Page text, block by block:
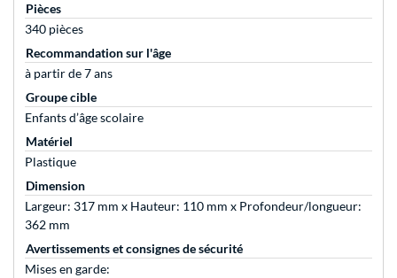
Pièces
340 pièces
Recommandation sur l'âge
à partir de 7 ans
Groupe cible
Enfants d’âge scolaire
Matériel
Plastique
Dimension
Largeur: 317 mm x Hauteur: 110 mm x Profondeur/longueur:
362 mm
Avertissements et consignes de sécurité
Mises en garde: